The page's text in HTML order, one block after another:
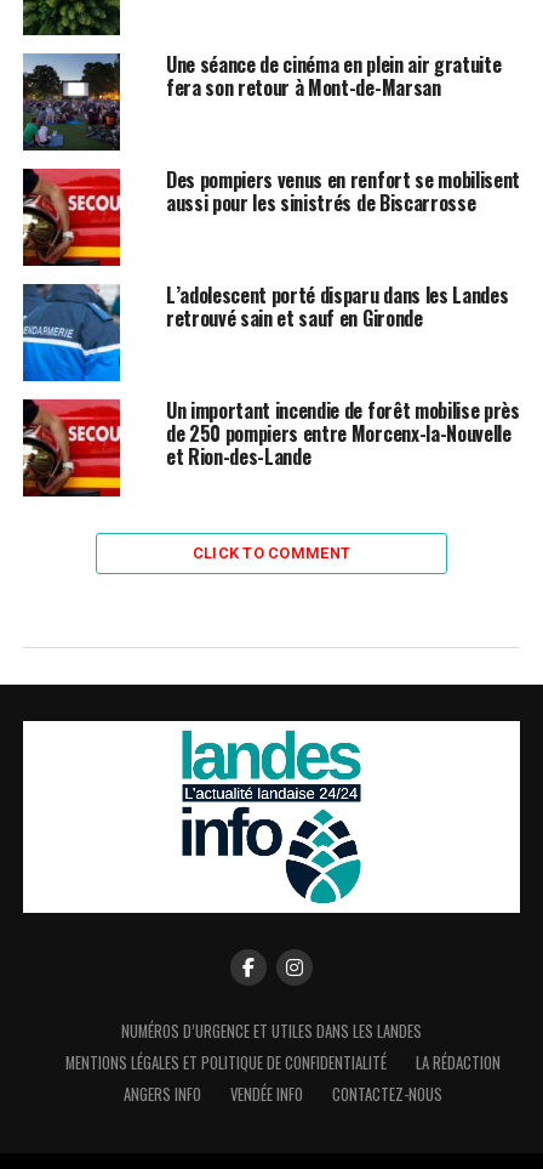
Une séance de cinéma en plein air gratuite
fera son retour à Mont-de-Marsan
Des pompiers venus en renfort se mobilisent
aussi pour les sinistrés de Biscarrosse
L’adolescent porté disparu dans les Landes
retrouvé sain et sauf en Gironde
Un important incendie de forêt mobilise près
de 250 pompiers entre Morcenx-la-Nouvelle
et Rion-des-Lande
CLICK TO COMMENT
NUMÉROS D’URGENCE ET UTILES DANS LES LANDES
MENTIONS LÉGALES ET POLITIQUE DE CONFIDENTIALITÉ
LA RÉDACTION
ANGERS INFO
VENDÉE INFO CONTACTEZ-NOUS